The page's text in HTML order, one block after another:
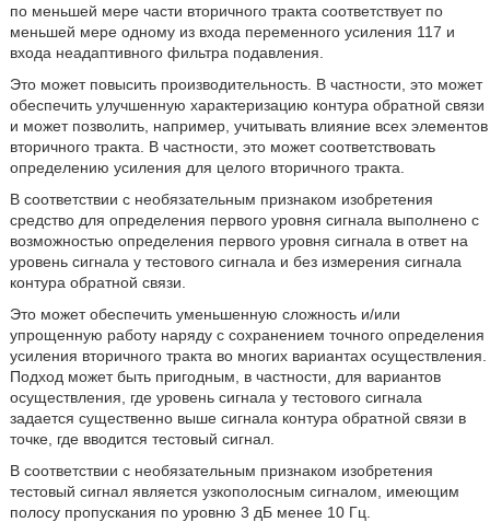
по меньшей мере части вторичного тракта соответствует по
меньшей мере одному из входа переменного усиления 117 и
входа неадаптивного фильтра подавления.
Это может повысить производительность. В частности, это может
обеспечить улучшенную характеризацию контура обратной связи
и может позволить, например, учитывать влияние всех элементов
вторичного тракта. В частности, это может соответствовать
определению усиления для целого вторичного тракта.
В соответствии с необязательным признаком изобретения
средство для определения первого уровня сигнала выполнено с
возможностью определения первого уровня сигнала в ответ на
уровень сигнала у тестового сигнала и без измерения сигнала
контура обратной связи.
Это может обеспечить уменьшенную сложность и/или
упрощенную работу наряду с сохранением точного определения
усиления вторичного тракта во многих вариантах осуществления.
Подход может быть пригодным, в частности, для вариантов
осуществления, где уровень сигнала у тестового сигнала
задается существенно выше сигнала контура обратной связи в
точке, где вводится тестовый сигнал.
В соответствии с необязательным признаком изобретения
тестовый сигнал является узкополосным сигналом, имеющим
полосу пропускания по уровню 3 дБ менее 10 Гц.